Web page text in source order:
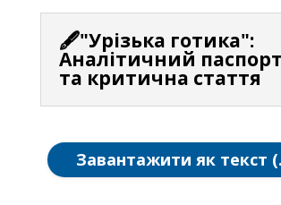
🖋️"Урізька готика":
Аналітичний паспорт
та критична стаття
Завантажити як текст